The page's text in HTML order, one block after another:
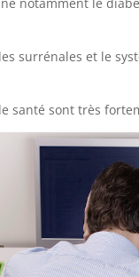
surrénales et le
santé sont très